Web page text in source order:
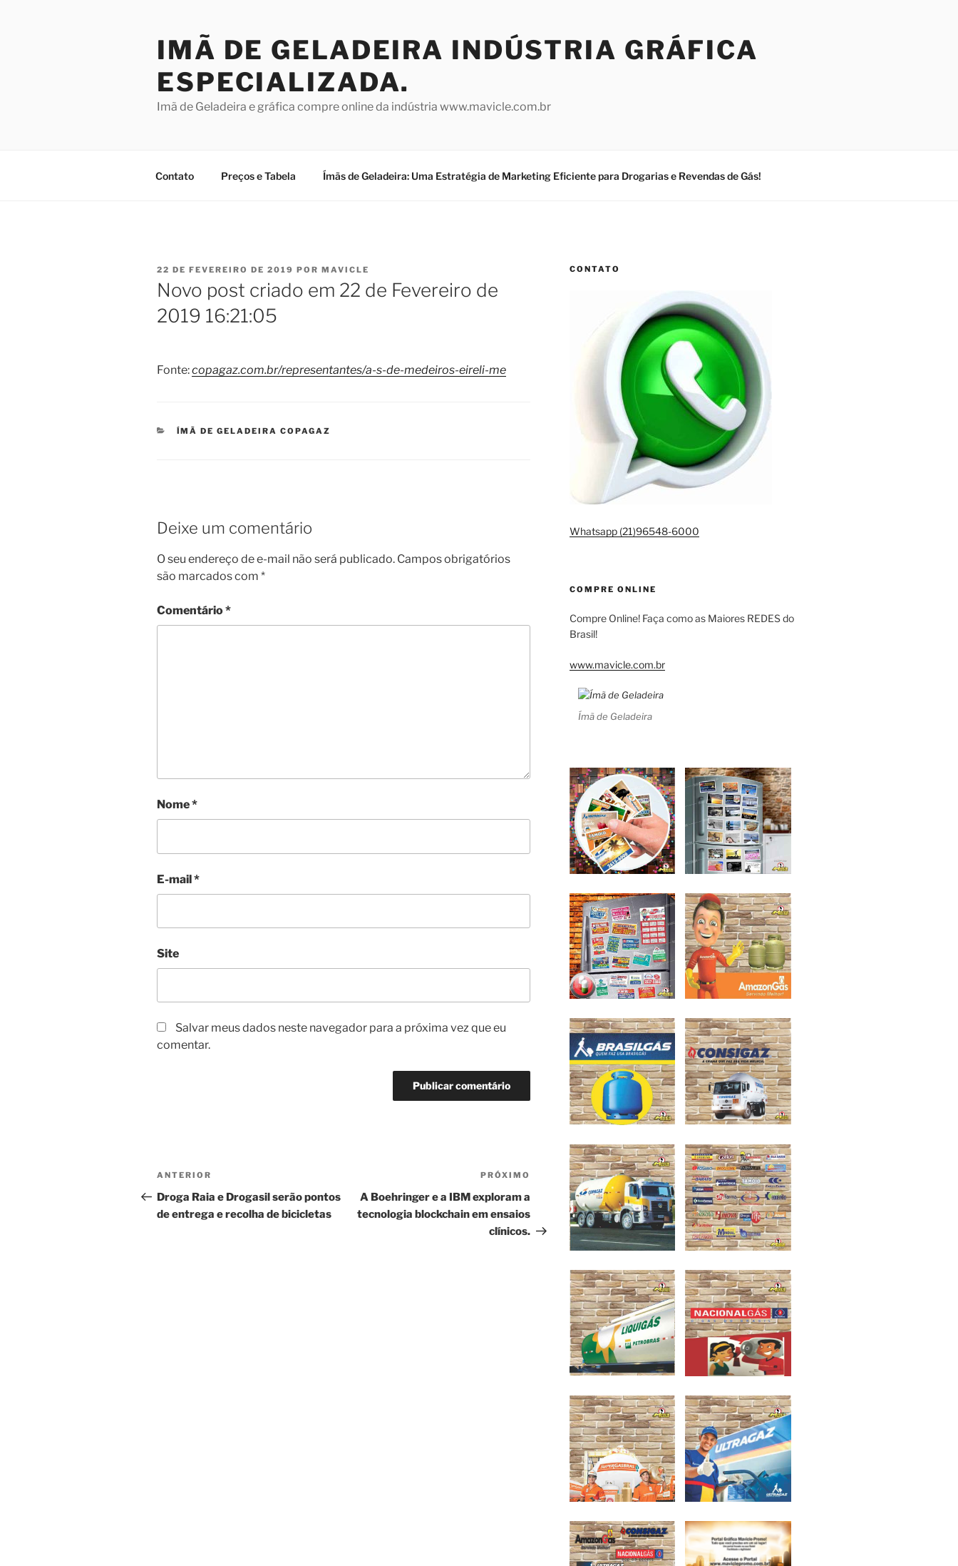
IMÃ DE GELADEIRA INDÚSTRIA GRÁFICA
ESPECIALIZADA.
Imã de Geladeira e gráfica compre online da indústria www.mavicle.com.br
Contato Preços e Tabela Ímãs de Geladeira: Uma Estratégia de Marketing Eficiente para Drogarias e Revendas de Gás!
PUBLICADO
EM
22 DE FEVEREIRO DE 2019 POR MAVICLE
Novo post criado em 22 de Fevereiro de
2019 16:21:05
Fonte:copagaz.com.br/representantes/a-s-de-medeiros-eireli-me
CATEGORIAS
ÍMÃ DE GELADEIRA COPAGAZ
Deixe um comentário
O seu endereço de e-mail não será publicado. Campos obrigatórios
são marcados com *
Comentário*
Nome*
E-mail*
Site
Salvar meus dados neste navegador para a próxima vez que eu
comentar.
Navegação
de
Post
Post
anterior
ANTERIOR
Droga Raia e Drogasil serão pontos
de entrega e recolha de bicicletas
Próximo
PRÓXIMO
A Boehringer e a IBM exploram a
tecnologia blockchain em ensaios
clínicos.
CONTATO
Whatsapp (21)96548-6000
COMPRE ONLINE
Compre Online! Faça como as Maiores REDES do
Brasil!
www.mavicle.com.br
Ímã de Geladeira